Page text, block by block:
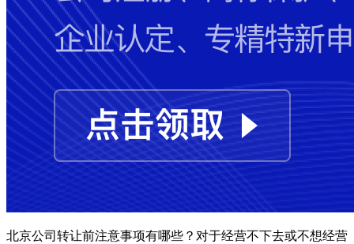
北京公司转让前注意事项有哪些？对于经营不下去或不想经营